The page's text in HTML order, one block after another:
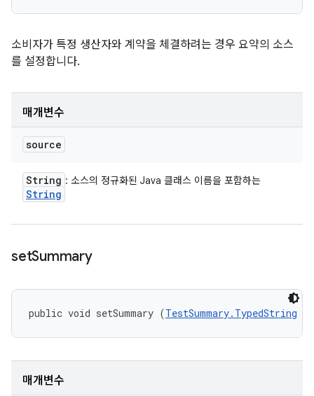
소비자가 특정 생산자와 계약을 체결하려는 경우 요약의 소스
를 설정합니다.
매개변수
source
String : 소스의 정규화된 Java 클래스 이름을 포함하는
String
setSummary
public void setSummary (TestSummary.TypedString
매개변수